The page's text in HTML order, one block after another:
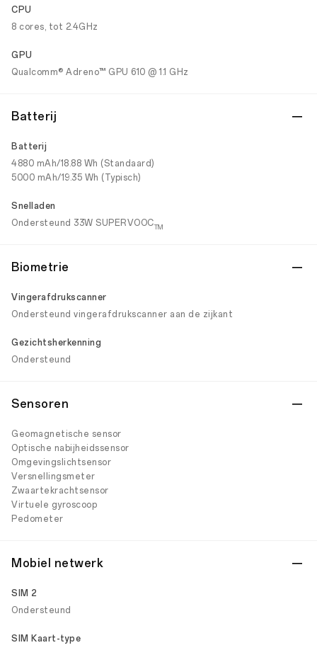
CPU
8 cores, tot 2.4GHz
GPU
Qualcomm® Adreno™ GPU 610 @ 1.1 GHz
Batterij
Batterij
4880 mAh/18.88 Wh (Standaard)
5000 mAh/19.35 Wh (Typisch)
Snelladen
Ondersteund 33W SUPERVOOCTM
Biometrie
Vingerafdrukscanner
Ondersteund vingerafdrukscanner aan de zijkant
Gezichtsherkenning
Ondersteund
Sensoren
Geomagnetische sensor
Optische nabijheidssensor
Omgevingslichtsensor
Versnellingsmeter
Zwaartekrachtsensor
Virtuele gyroscoop
Pedometer
Mobiel netwerk
SIM 2
Ondersteund
SIM Kaart-type